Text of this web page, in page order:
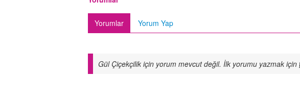
Yorumlar Yorum Yap
Gül Çiçekçilik için yorum mevcut değil. İlk yorumu yazmak için